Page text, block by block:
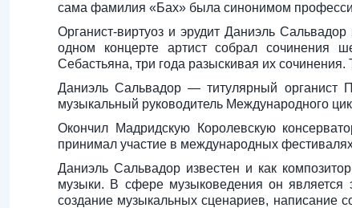
сама фамилия «Бах» была синонимом
Органист-виртуоз и эрудит Даниэль
одном концерте артист собрал сочинения
Себастьяна, три года разыскивая их
Даниэль Сальвадор — титулярный органист
музыкальный руководитель Международного
Окончил Мадридскую Королевскую
принимал участие в международных
Даниэль Сальвадор известен и как
музыки. В сфере музыковедения он является
создание музыкальных сценариев, написание